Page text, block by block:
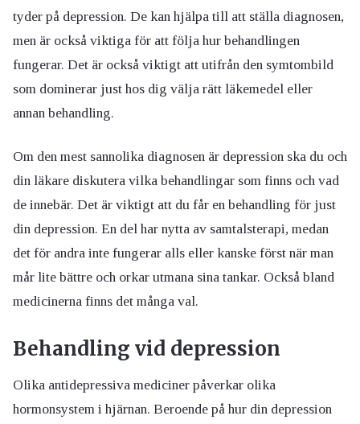
tyder på depression. De kan hjälpa till att ställa diagnosen,
men är också viktiga för att följa hur behandlingen
fungerar. Det är också viktigt att utifrån den symtombild
som dominerar just hos dig välja rätt läkemedel eller
annan behandling.
Om den mest sannolika diagnosen är depression ska du och
din läkare diskutera vilka behandlingar som finns och vad
de innebär. Det är viktigt att du får en behandling för just
din depression. En del har nytta av samtalsterapi, medan
det för andra inte fungerar alls eller kanske först när man
mår lite bättre och orkar utmana sina tankar. Också bland
medicinerna finns det många val.
Behandling vid depression
Olika antidepressiva mediciner påverkar olika
hormonsystem i hjärnan. Beroende på hur din depression